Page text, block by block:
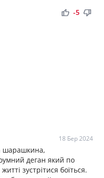
thumb_up thumb_down
-5
18 Бер 2024
шарашкина,
деган який по
зустрітися боїться.